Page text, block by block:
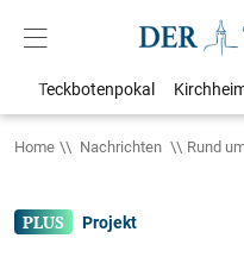
Teckbotenpokal
Home Nachrichten Rund
Projekt